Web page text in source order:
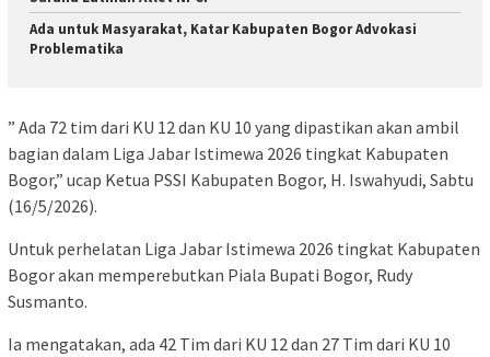
Ada untuk Masyarakat, Katar Kabupaten Bogor Advokasi
Problematika
” Ada 72 tim dari KU 12 dan KU 10 yang dipastikan akan ambil
bagian dalam Liga Jabar Istimewa 2026 tingkat Kabupaten
Bogor,” ucap Ketua PSSI Kabupaten Bogor, H. Iswahyudi, Sabtu
(16/5/2026).
Untuk perhelatan Liga Jabar Istimewa 2026 tingkat Kabupaten
Bogor akan memperebutkan Piala Bupati Bogor, Rudy
Susmanto.
Ia mengatakan, ada 42 Tim dari KU 12 dan 27 Tim dari KU 10